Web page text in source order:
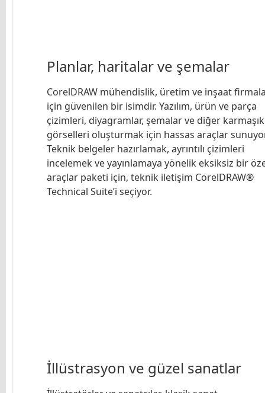
Planlar, haritalar ve şemalar
CorelDRAW mühendislik, üretim ve inşaat
için güvenilen bir isimdir. Yazılım, ürün ve parça
çizimleri, diyagramlar, şemalar ve diğer karmaşık
görselleri oluşturmak için hassas araçlar
Teknik belgeler hazırlamak, ayrıntılı çizimleri
incelemek ve yayınlamaya yönelik eksiksiz bir
araçlar paketi için, teknik iletişim CorelDRAW®
Technical Suite’i seçiyor.
İllüstrasyon ve güzel sanatlar